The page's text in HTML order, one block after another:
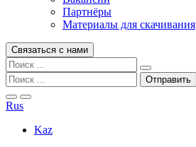
Партнёры
Материалы для скачивания
Связаться с нами
Rus
Kaz